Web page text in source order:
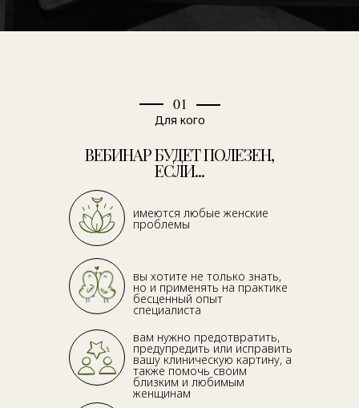
имеются любые женские
проблемы
вы хотите не только знать,
но и применять на практике
бесценный опыт
специалиста
вам нужно предотвратить,
предупредить или исправить
вашу клиническую картину, а
также помочь своим
близким и любимым
женщинам
ВЕБИНАР БУДЕТ ПОЛЕЗЕН,
ЕСЛИ...
01
Для кого